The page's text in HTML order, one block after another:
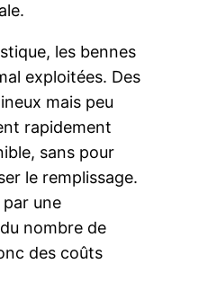
les bennes
exploitées. Des
mais peu
rapidement
sans pour
le remplissage.
une
nombre de
des coûts